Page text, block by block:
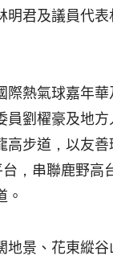
君及議員代
熱氣球嘉年
劉櫂豪及地
步道，以友
，串聯鹿野
景、花東縱